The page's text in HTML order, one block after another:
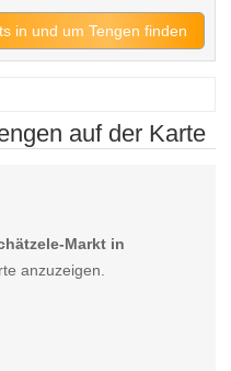
in und um Tengen finden
auf der Karte
Markt in
anzuzeigen.